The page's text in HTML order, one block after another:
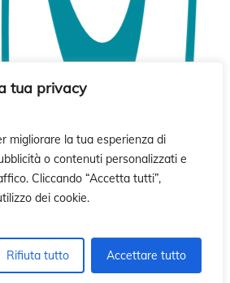
tua privacy
migliorare la tua esperienza di
o contenuti personalizzati e
Cliccando “Accetta tutti”,
dei cookie.
Rifiuta tutto Accettare tutto